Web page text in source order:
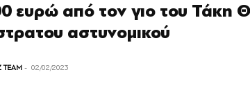
ευρώ από τον γιο του Τάκη
αστυνομικού
- 02/02/2023